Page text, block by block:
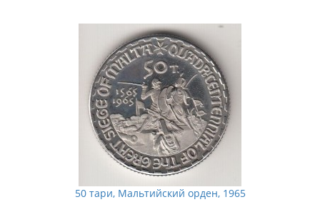
50 тари, Мальтийский орден, 1965